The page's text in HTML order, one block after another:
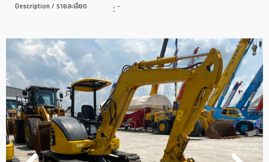
Description / รายละเอียด : -